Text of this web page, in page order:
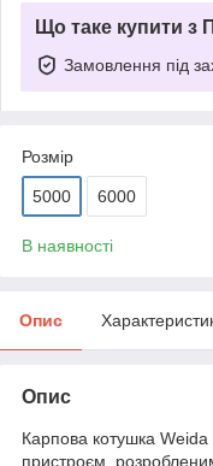
Що таке купити з
Замовлення під
Розмір
5000 6000
В наявності
Опис
Опис
Карпова котушка
пристроєм,